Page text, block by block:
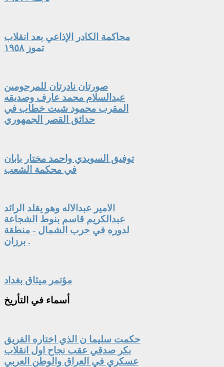
محاكمة الكادر الإذاعي بعد انقلاب
تموز ١٩٥٨
صورتان نادرتان للمرحومين
عبدالسلام محمد عارف وصديقه
المقرب محمود شيت خطاب في
حدائق القصر الجمهوري
توفيق السويدي واحمد مختار بابان
في محكمة الشعب
الامير عبدالاله وهو يقلد الرائد
عبدالكريم قاسم بنوط الشجاعة
لدوره في حرب الشمال - منطقة
برزان .
مؤتمر ميثاق بغداد
أسماء في التأريخ
حكمت سليما ن الذي اختاره الفريق
بكر صدقي عقب نجاح اول انقلاب
عسكري في العراق والوطن العربي